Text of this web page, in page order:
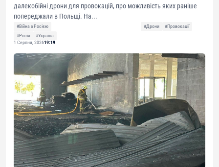
далекобійні дрони для провокацій, про можливість яких раніше
попереджали в Польщі. На...
#Війна з Росією #Дрони
#Провокації
#Росія
#Україна
1 Серпня, 202619:19